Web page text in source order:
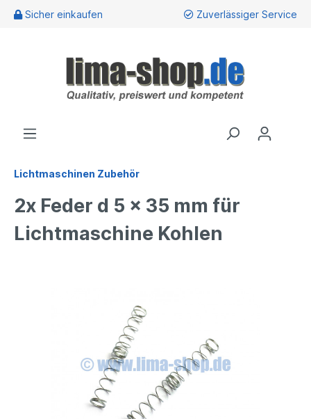
Sicher einkaufen Zuverlässiger Service
Lichtmaschinen Zubehör
2x Feder d 5 x 35 mm für
Lichtmaschine Kohlen